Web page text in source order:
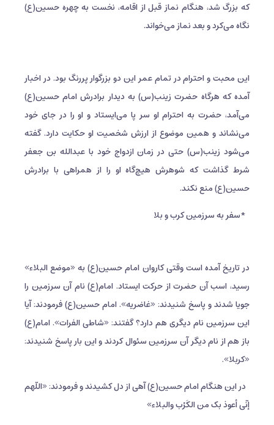
که بزرگ شد، هنگام نماز قبل از اقامه، نخست به چهره حسین(ع)
نگاه مى‌کرد و بعد نماز مى‌خواند.
این محبت و احترام در تمام عمر این دو بزرگوار پررنگ بود. در اخبار
آمده که هرگاه حضرت زینب(س) به دیدار برادرش امام حسین(ع)
مى‌آمد، حضرت به احترام او سر پا مى‌ایستاد و او را در جاى خود
مى‌نشاند و همین موضوع از ارزش شخصیت او حکایت دارد. گفته
می‌شود زینب(س) حتی در زمان ازدواج خود با عبدالله بن جعفر
شرط گذاشت که شوهرش هیچ‌گاه او را از همراهی با برادرش
حسین(ع) منع نکند.
*سفر به سرزمین کرب و بلا
در تاریخ آمده است وقتی کاروان امام حسین(ع) به «موضع البلاء»
رسید، اسب آن حضرت از حرکت ایستاد. امام(ع) نام آن سرزمین را
جویا شدند و پاسخ شنیدند: «غاضریه». امام حسین(ع) فرمودند: آیا
این سرزمین نام دیگری هم دارد؟ گفتند: «شاطی الفرات». امام(ع)
باز هم از نام دیگر آن سرزمین سئوال کردند و این بار پاسخ شنیدند:
«کربلا».
در این هنگام امام حسین(ع) آهی از دل کشیدند و فرمودند: «اللّهم
إنّی أعوذ بک من الکَرْب والبلاء»